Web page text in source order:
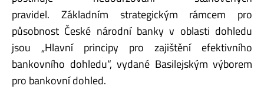
pravidel. Základním strategickým rámcem pro
působnost České národní banky v oblasti dohledu
jsou „Hlavní principy pro zajištění efektivního
bankovního dohledu“, vydané Basilejským výborem
pro bankovní dohled.